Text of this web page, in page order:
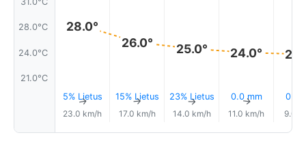
28.0°C
24.0°C
21.0°C
28.0°
5% Lietus
↑
23.0 km/h
26.0°
15% Lietus
↑
17.0 km/h
25.0°
23% Lietus
↑
14.0 km/h
24.0°
0.0 mm
↑
11.0 km/h
0.0
9.0